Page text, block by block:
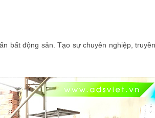
bất động sản. Tạo sự chuyên nghiệp,